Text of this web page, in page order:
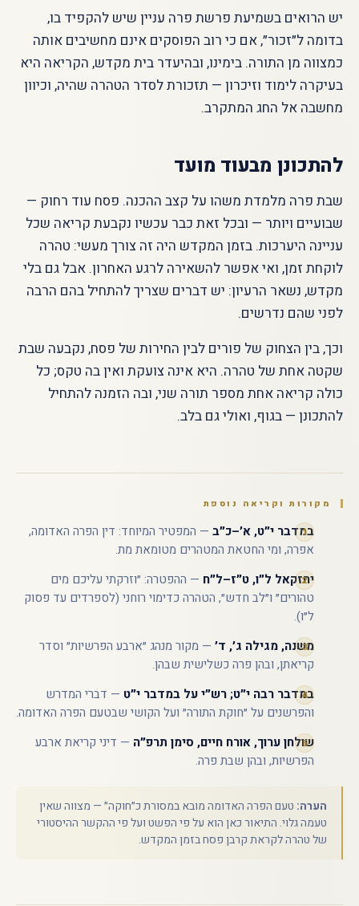
יש הרואים בשמיעת פרשת פרה עניין שיש להקפיד בו,
בדומה ל״זכור״, אם כי רוב הפוסקים אינם מחשיבים אותה
כמצווה מן התורה. בימינו, ובהיעדר בית מקדש, הקריאה היא
בעיקרה לימוד וזיכרון — תזכורת לסדר הטהרה שהיה, וכיוון
מחשבה אל החג המתקרב.
להתכונן מבעוד מועד
שבת פרה מלמדת משהו על קצב ההכנה. פסח עוד רחוק —
שבועיים ויותר — ובכל זאת כבר עכשיו נקבעת קריאה שכל
עניינה היערכות. בזמן המקדש היה זה צורך מעשי: טהרה
לוקחת זמן, ואי אפשר להשאירה לרגע האחרון. אבל גם בלי
מקדש, נשאר הרעיון: יש דברים שצריך להתחיל בהם הרבה
לפני שהם נדרשים.
וכך, בין הצחוק של פורים לבין החירות של פסח, נקבעה שבת
שקטה אחת של טהרה. היא אינה צועקת ואין בה טקס; כל
כולה קריאה אחת מספר תורה שני, ובה הזמנה להתחיל
להתכונן — בגוף, ואולי גם בלב.
מקורות וקריאה נוספת
במדבר י״ט, א׳–כ״ב — המפטיר המיוחד: דין הפרה האדומה,
אפרה, ומי החטאת המטהרים מטומאת מת.
יחזקאל ל״ו, ט״ז–ל״ח — ההפטרה: ״וזרקתי עליכם מים
טהורים״ ו״לב חדש״, הטהרה כדימוי רוחני (לספרדים עד פסוק
ל״ו).
משנה, מגילה ג׳, ד׳ — מקור מנהג ״ארבע הפרשיות״ וסדר
קריאתן, ובהן פרה כשלישית שבהן.
במדבר רבה י״ט; רש״י על במדבר י״ט — דברי המדרש
והפרשנים על ״חוקת התורה״ ועל הקושי שבטעם הפרה האדומה.
שולחן ערוך, אורח חיים, סימן תרפ״ה — דיני קריאת ארבע
הפרשיות, ובהן שבת פרה.
הערה: טעם הפרה האדומה מובא במסורת כ״חוקה״ — מצווה שאין
טעמה גלוי. התיאור כאן הוא על פי הפשט ועל פי ההקשר ההיסטורי
של טהרה לקראת קרבן פסח בזמן המקדש.